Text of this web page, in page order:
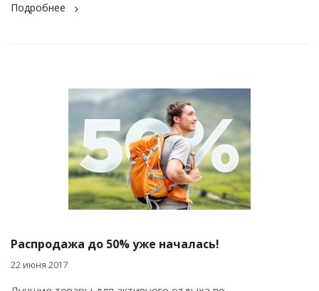
Подробнее
Распродажа до 50% уже началась!
22 июня 2017